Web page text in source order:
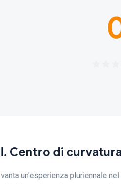
Centro di
un'esperienza pluriennale